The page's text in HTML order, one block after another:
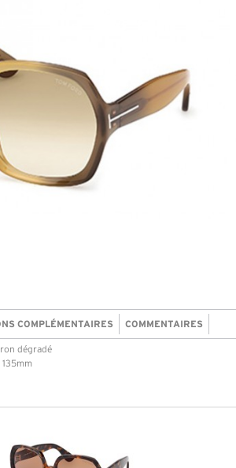
COMPLÉMENTAIRES COMMENTAIRES
dégradé
135mm